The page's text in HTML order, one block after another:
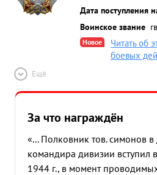
Дата поступления
Воинское звание
Новое
Читать об
боевых
Ещё
За что награждён
«... Полковник тов. симонов в
командира дивизии вступил
1944 г., в момент